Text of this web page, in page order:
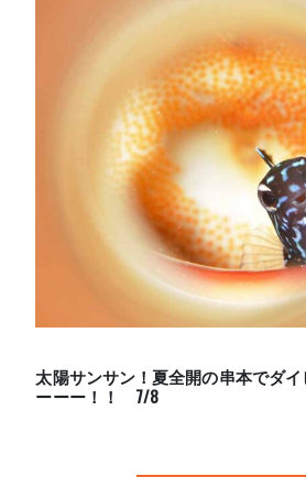
太陽サンサン！夏全開の串本でダ
ーーー！！ 7/8